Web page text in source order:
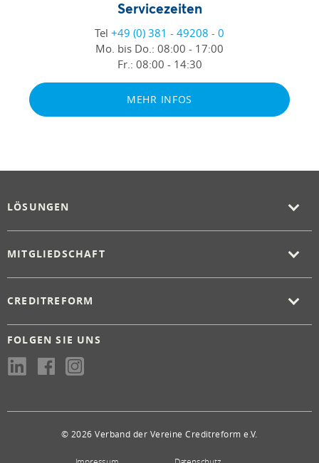
Servicezeiten
Tel +49 (0) 381 - 49208 - 0
Mo. bis Do.: 08:00 - 17:00
Fr.: 08:00 - 14:30
MEHR INFOS
LÖSUNGEN
MITGLIEDSCHAFT
CREDITREFORM
FOLGEN SIE UNS
© 2026 Verband der Vereine Creditreform e.V.